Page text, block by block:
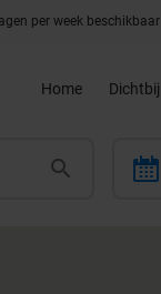
per week beschikbaar
Home Dichtbij
calendar